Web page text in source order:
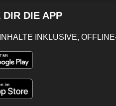
DIR DIE APP
INKLUSIVE,